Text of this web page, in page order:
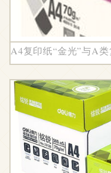
A4复印纸“金光”与A